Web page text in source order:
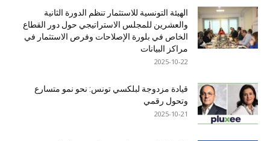
الهيئة التونسية للاستثمار تنظم الدورة الثانية
والعشرين للمجلس الاستراتيجي حول دور القطاع
الخاص في بلورة الإصلاحات وفرص الاستثمار في
مراكز البيانات
2025-10-22
قيادة مزدوجة لبلكسي تونس: نحو نمو متسارع
وتحول رقمي
2025-10-21